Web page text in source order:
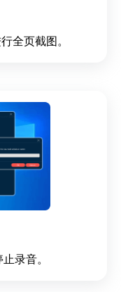
全页截图。
录音。